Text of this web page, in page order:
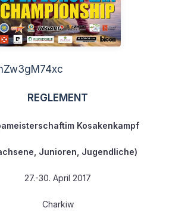
REGLEMENT
im Kosakenkampf
Junioren, Jugendliche)
27.-30. April 2017
Charkiw